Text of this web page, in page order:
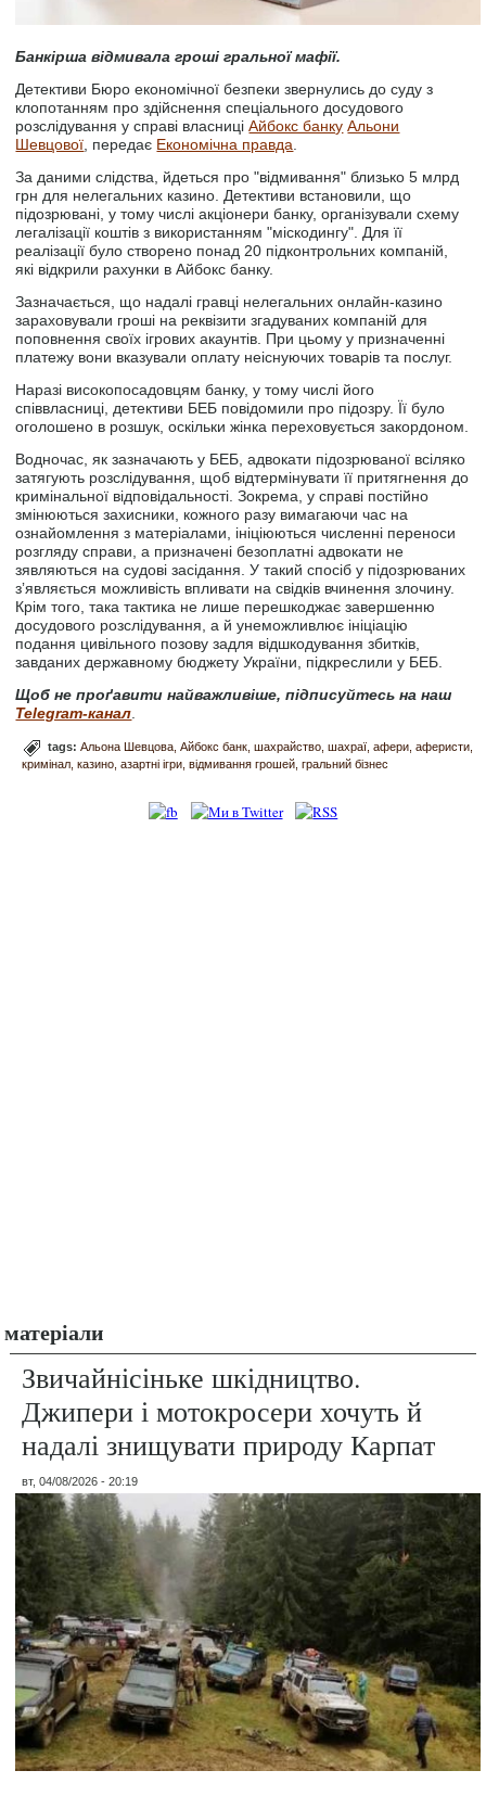
Банкірша відмивала гроші гральної мафії.
Детективи Бюро економічної безпеки звернулись до суду з
клопотанням про здійснення спеціального досудового
розслідування у справі власниціАйбокс банку Альони
Шевцової, передає Економічна правда.
За даними слідства, йдеться про "відмивання" близько 5 млрд
грн для нелегальних казино. Детективи встановили, що
підозрювані, у тому числі акціонери банку, організували схему
легалізації коштів з використанням "міскодингу". Для її
реалізації було створено понад 20 підконтрольних компаній,
які відкрили рахунки в Айбокс банку.
Зазначається, що надалі гравці нелегальних онлайн-казино
зараховували гроші на реквізити згадуваних компаній для
поповнення своїх ігрових акаунтів. При цьому у призначенні
платежу вони вказували оплату неіснуючих товарів та послуг.
Наразі високопосадовцям банку, у тому числі його
співвласниці, детективи БЕБ повідомили про підозру. Її було
оголошено в розшук, оскільки жінка переховується закордоном.
Водночас, як зазначають у БЕБ, адвокати підозрюваної всіляко
затягують розслідування, щоб відтермінувати її притягнення до
кримінальної відповідальності. Зокрема, у справі постійно
змінюються захисники, кожного разу вимагаючи час на
ознайомлення з матеріалами, ініціюються численні переноси
розгляду справи, а призначені безоплатні адвокати не
зявляються на судові засідання. У такий спосіб у підозрюваних
зʼявляється можливість впливати на свідків вчинення злочину.
Крім того, така тактика не лише перешкоджає завершенню
досудового розслідування, а й унеможливлює ініціацію
подання цивільного позову задля відшкодування збитків,
завданих державному бюджету України, підкреслили у БЕБ.
Щоб не проґавити найважливіше, підписуйтесь на наш
Telegram-канал.
tags:Альона Шевцова Айбокс банк шахрайство шахраї афери аферисти
кримінал казино азартні ігри відмивання грошей гральний бізнес
матеріали
Звичайнісіньке шкідництво.
Джипери і мотокросери хочуть й
надалі знищувати природу Карпат
вт, 04/08/2026 - 20:19